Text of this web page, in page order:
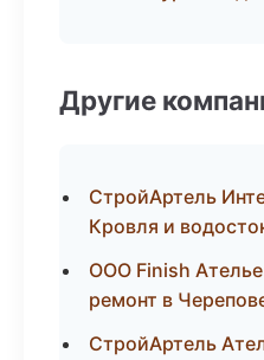
Другие
СтройАртель
Кровля и
ООО Finish
ремонт в
СтройАртель